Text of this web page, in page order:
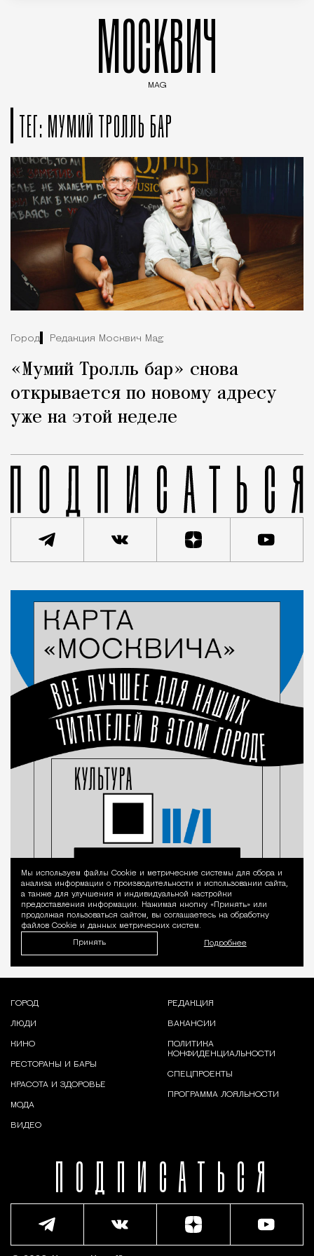
МОСКВИЧ
MAG
ТЕГ: МУМИЙ ТРОЛЛЬ БАР
Город Редакция Москвич Mag
«Мумий Тролль бар» снова
открывается по новому адресу
уже на этой неделе
Уведомление
Мы используем файлы Сookie и метрические системы для сбора и
анализа информации о производительности и использовании сайта,
а также для улучшения и индивидуальной настройки
предоставления информации. Нажимая кнопку «Принять» или
продолжая пользоваться сайтом, вы соглашаетесь на обработку
файлов Cookie и данных метрических систем.
Принять Подробнее
ПОДПИСАТЬСЯ
ГОРОД
ЛЮДИ
КИНО
РЕСТОРАНЫ И БАРЫ
КРАСОТА И ЗДОРОВЬЕ
МОДА
ВИДЕО
РЕДАКЦИЯ
ВАКАНСИИ
ПОЛИТИКА
КОНФИДЕНЦИАЛЬНОСТИ
СПЕЦПРОЕКТЫ
ПРОГРАММА ЛОЯЛЬНОСТИ